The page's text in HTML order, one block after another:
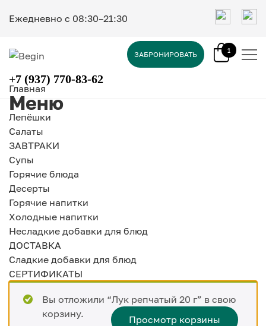
Ежедневно c 08:30–21:30
ЗАБРОНИРОВАТЬ 1
+7 (937) 770-83-62
Главная
Меню
Лепёшки
Салаты
ЗАВТРАКИ
Супы
Горячие блюда
Десерты
Горячие напитки
Холодные напитки
Несладкие добавки для блюд
ДОСТАВКА
Сладкие добавки для блюд
СЕРТИФИКАТЫ
Вы отложили “Лук репчатый 20 г” в свою
корзину.
Просмотр корзины